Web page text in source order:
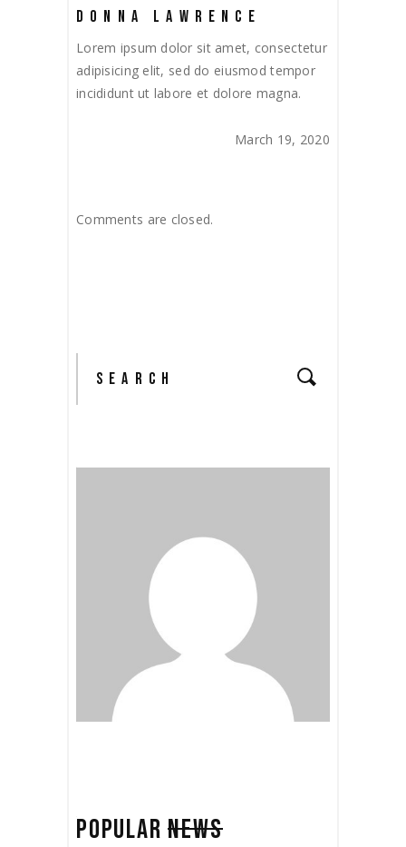
DONNA LAWRENCE
Lorem ipsum dolor sit amet, consectetur
adipisicing elit, sed do eiusmod tempor
incididunt ut labore et dolore magna.
March 19, 2020
Comments are closed.
POPULARNEWS